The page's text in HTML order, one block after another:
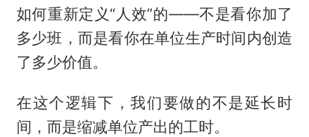
如何重新定义“人效”的——不是看你加了
多少班，而是看你在单位生产时间内创造
了多少价值。
在这个逻辑下，我们要做的不是延长时
间，而是缩减单位产出的工时。